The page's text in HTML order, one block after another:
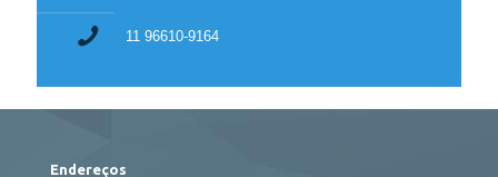
11 96610-9164
Endereços